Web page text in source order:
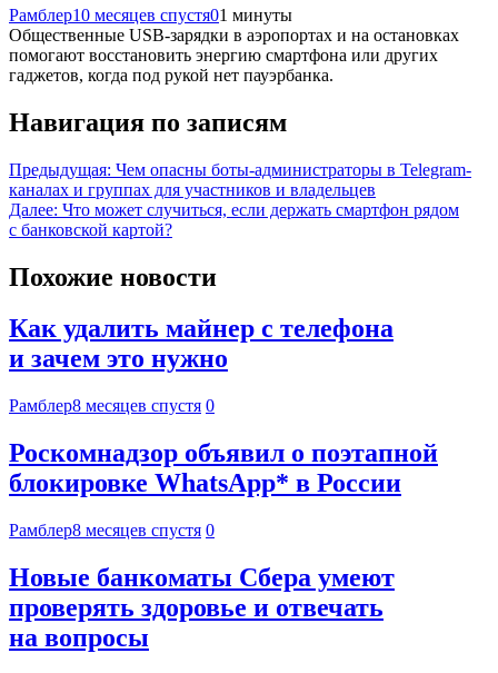
Рамблер10 месяцев спустя01 минуты
Общественные USB-зарядки в аэропортах и на остановках
помогают восстановить энергию смартфона или других
гаджетов, когда под рукой нет пауэрбанка.
Навигация по записям
Предыдущая: Чем опасны боты-администраторы в Telegram-
каналах и группах для участников и владельцев
Далее: Что может случиться, если держать смартфон рядом
с банковской картой?
Похожие новости
Как удалить майнер с телефона
и зачем это нужно
Рамблер8 месяцев спустя 0
Роскомнадзор объявил о поэтапной
блокировке WhatsApp* в России
Рамблер8 месяцев спустя 0
Новые банкоматы Сбера умеют
проверять здоровье и отвечать
на вопросы